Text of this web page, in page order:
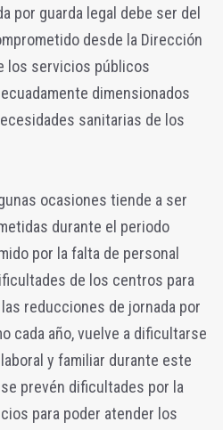
por guarda legal debe ser del
desde la Dirección
los servicios públicos
dimensionados
sanitarias de los
ocasiones tiende a ser
durante el periodo
por la falta de personal
de los centros para
reducciones de jornada por
cada año, vuelve a dificultarse
y familiar durante este
prevén dificultades por la
para poder atender los